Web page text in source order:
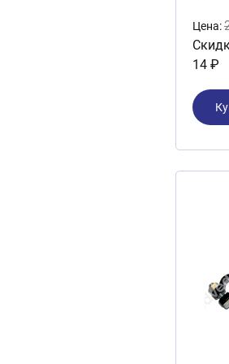
Цена:
14 ₽